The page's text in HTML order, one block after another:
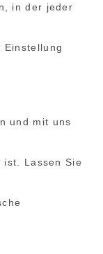
in der jeder
Einstellung
und mit uns
Lassen Sie